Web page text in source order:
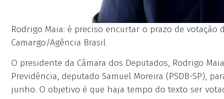
Rodrigo Maia: é preciso encurtar o prazo de votação
Camargo/Agência Brasil
O presidente da Câmara dos Deputados, Rodrigo
Previdência, deputado Samuel Moreira (PSDB-SP),
junho. O objetivo é que haja tempo do texto ser